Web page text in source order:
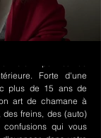
Forte d'une
plus de 15 ans de
art de chamane à
freins, des (auto)
confusions qui vous